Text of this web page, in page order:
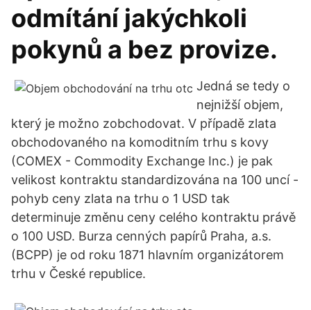
odmítání jakýchkoli
pokynů a bez provize.
Jedná se tedy o
nejnižší objem,
který je možno zobchodovat. V případě zlata
obchodovaného na komoditním trhu s kovy
(COMEX - Commodity Exchange Inc.) je pak
velikost kontraktu standardizována na 100 uncí -
pohyb ceny zlata na trhu o 1 USD tak
determinuje změnu ceny celého kontraktu právě
o 100 USD. Burza cenných papírů Praha, a.s.
(BCPP) je od roku 1871 hlavním organizátorem
trhu v České republice.